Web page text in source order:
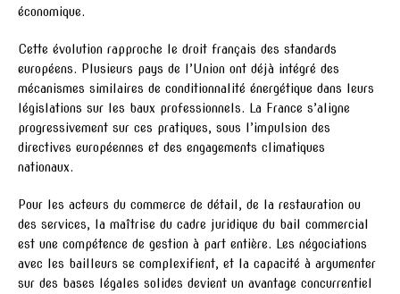
économique.
Cette évolution rapproche le droit français des standards
européens. Plusieurs pays de l’Union ont déjà intégré des
mécanismes similaires de conditionnalité énergétique dans leurs
législations sur les baux professionnels. La France s’aligne
progressivement sur ces pratiques, sous l’impulsion des
directives européennes et des engagements climatiques
nationaux.
Pour les acteurs du commerce de détail, de la restauration ou
des services, la maîtrise du cadre juridique du bail commercial
est une compétence de gestion à part entière. Les négociations
avec les bailleurs se complexifient, et la capacité à argumenter
sur des bases légales solides devient un avantage concurrentiel